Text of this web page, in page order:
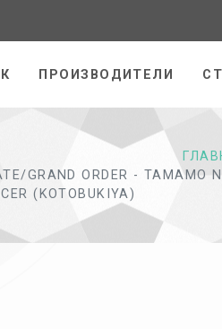
ПРОИЗВОДИТЕЛИ
GRAND ORDER - TAMAMO
(KOTOBUKIYA)